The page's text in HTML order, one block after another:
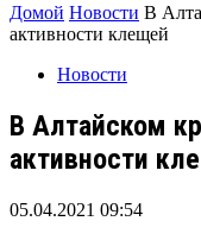
Домой Новости В
активности клещей
Новости
В Алтайском
активности
05.04.2021 09:54